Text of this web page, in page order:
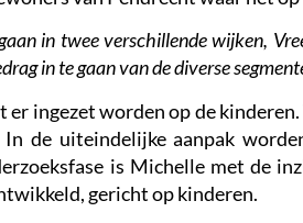
in twee verschillende wijken,
in te gaan van de diverse
ingezet worden op de
de uiteindelijke aanpak
is Michelle met de
gericht op kinderen.